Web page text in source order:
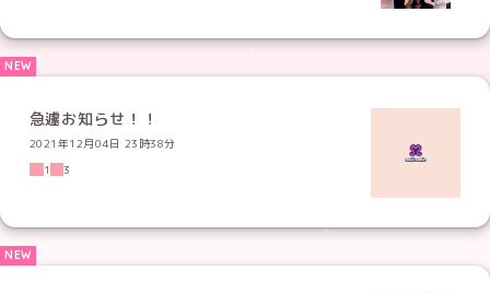
急遽お知らせ！！
2021年12月04日 23時38分
1
3